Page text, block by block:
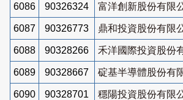
6086 90326324 富洋創新股份有限
6087 90326773 鼎和投資股份有限
6088 90328266 禾洋國際投資股份
6089 90328667 碇基半導體股份有
6090 90328701 穩陽投資股份有限